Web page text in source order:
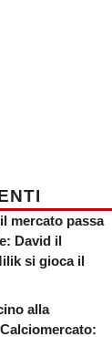
mercato passa
David il
si gioca il
alla